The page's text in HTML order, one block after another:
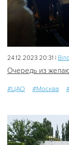
24.12.2023 20:31 |
Очередь из
#ЦАО #Москва